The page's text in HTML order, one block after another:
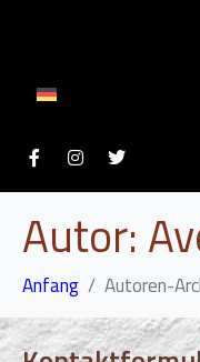
Autor:
Anfang Autoren-